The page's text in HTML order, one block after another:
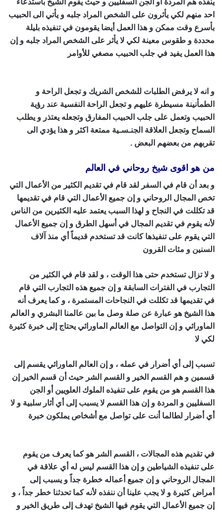
احد منهم لكي يأثرون على الشخص المراد جلبه و يأتي الى الحبيب
بأسرع وقت ممكن و هذا العمل أيضا يقومون في تنفيذه بليلة
محددة و طقوس معينة لكي لا يأثر على الشخص المراد جلبه و إن
هذا العمل يفيد في جلب الحبيب مصغي للأوامر
و انه لا يرفض الطلبات للشخص الشريك و تجعل الراحة و
الطمأنينة مسيطرة عليهم و تجعل الراحة النفسية عند رؤية
الحبيب وتعمل على جلب الحبيب المفارق وتجعله يعتذر و يطلب
السماح وتجعل العلاقة الجنـسـية ممتعة اكثر و هذا يؤدي الى
تقربهم من بعضهم البعض .
من هو اقوى شيخ روحاني في العالم
و بعد أن قام في السفر لقد قام في تقديم الكثير من الأعمال التي
تخص المجال الروحاني و إن جميع الأعمال التي قام في تقديمها
قد تكللت في النجاح و لهذا السبب يعتمد عليه الكثيرين من الناس
لأنه يقوم في تقديم المجال في أسهل الطرق و إن جميع الأعمال
التي يقوم على تنفيذها كانت قد تستخدم قديماً أي منذ آلاف
السنين و مئات القرون
و لا تزال تستخدم حتى هذا الوقت ، و لقد قام في الكثير من
التجارب في الفترات السابقة و إن جميع هذه التجارب التي قام
في تقديمها قد تكللت في النجاحات المستمرة ، و كما يعرف أنه
هذا الشيخ هو عبارة عن صلة وصل ما بين عالمنا البشري و العالم
الماورائي و إن التواصل مع العالم الماورائي يحتاج إلى خبرة كثيرة
لكي لا
تسبب إلى أي أضرار في عمله ، و إن العالم الماورائي يقسم إلى
قسمين و هم القسم الخير و القسم الشر حيث أن قسم الخير إن
هذا القسم هو من يقوم على تنفيذه الملوك العلويين أو الجن
السفليين و المردة و إن هذا القسم لا يسبب إلى أي أثار سلبية و لا
أي أضرار لطالما أنت على تواصل مع أشخاص يملكون خبرة
في تقديم هذه المجالات ، القسم الشر هو كما يعرف من يقوم
على تنفيذه الشياطين و إن هذا القسم ليس له أي علاقة في
المجال الروحاني و إن جميع أعماله خطرة جداً و يسبب إلى
أمراض كثيرة و لا يجب علينا أن ننفذه لأنه كما تحدثنا خطر جداً ، و
إن جميع الأعمال التي يقوم فيها الشيخ تهدف إلى طريق الخير و